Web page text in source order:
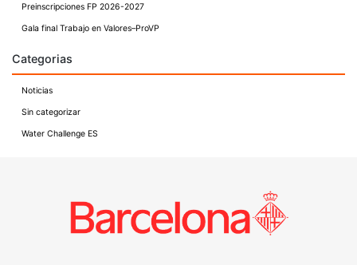
Preinscripciones FP 2026-2027
Gala final Trabajo en Valores–ProVP
Categorias
Noticias
Sin categorizar
Water Challenge ES